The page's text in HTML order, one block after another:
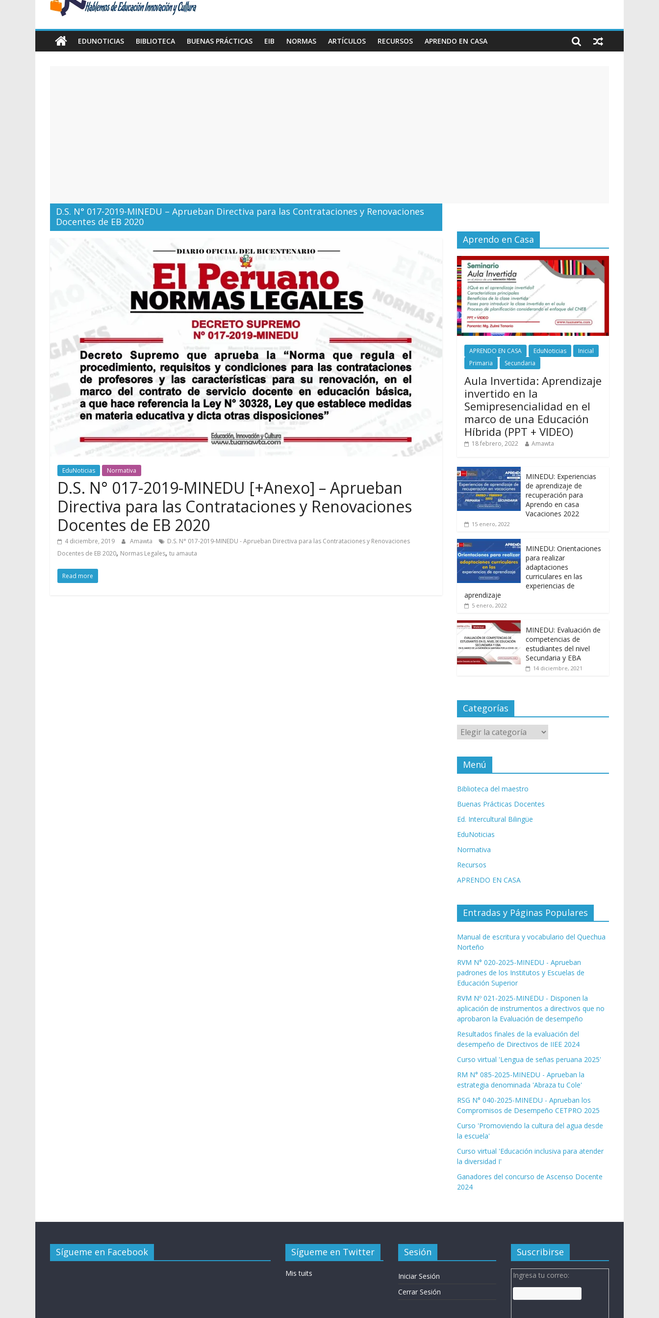
Educación,
EDUNOTICIAS BIBLIOTECA BUENAS PRÁCTICAS EIB NORMAS ARTÍCULOS RECURSOS APRENDO EN CASA
D.S. N° 017-2019-MINEDU – Aprueban Directiva para las Contrataciones y Renovaciones
Docentes de EB 2020
EduNoticias Normativa
D.S. N° 017-2019-MINEDU [+Anexo] – Aprueban
Directiva para las Contrataciones y Renovaciones
Docentes de EB 2020
4 diciembre, 2019 Amawta
D.S. N° 017-2019-MINEDU - Aprueban Directiva para las Contrataciones y Renovaciones
Docentes de EB 2020, Normas Legales, tu amauta
Read more
Aprendo en Casa
APRENDO EN CASA EduNoticias
Inicial
Primaria
Secundaria
Aula Invertida: Aprendizaje
invertido en la
Semipresencialidad en el
marco de una Educación
Híbrida (PPT + VIDEO)
18 febrero, 2022 Amawta
MINEDU: Experiencias
de aprendizaje de
recuperación para
Aprendo en casa
Vacaciones 2022
15 enero, 2022
MINEDU: Orientaciones
para realizar
adaptaciones
curriculares en las
experiencias de
aprendizaje
5 enero, 2022
MINEDU: Evaluación de
competencias de
estudiantes del nivel
Secundaria y EBA
14 diciembre, 2021
Categorías
Categorías
Menú
Biblioteca del maestro
Buenas Prácticas Docentes
Ed. Intercultural Bilingüe
EduNoticias
Normativa
Recursos
APRENDO EN CASA
Entradas y Páginas Populares
Manual de escritura y vocabulario del Quechua
Norteño
RVM N° 020-2025-MINEDU - Aprueban
padrones de los Institutos y Escuelas de
Educación Superior
RVM Nº 021-2025-MINEDU - Disponen la
aplicación de instrumentos a directivos que no
aprobaron la Evaluación de desempeño
Resultados finales de la evaluación del
desempeño de Directivos de IIEE 2024
Curso virtual 'Lengua de señas peruana 2025'
RM N° 085-2025-MINEDU - Aprueban la
estrategia denominada 'Abraza tu Cole'
RSG N° 040-2025-MINEDU - Aprueban los
Compromisos de Desempeño CETPRO 2025
Curso 'Promoviendo la cultura del agua desde
la escuela'
Curso virtual 'Educación inclusiva para atender
la diversidad I'
Ganadores del concurso de Ascenso Docente
2024
Sígueme en Facebook Sígueme en Twitter
Mis tuits
Sesión
Iniciar Sesión
Cerrar Sesión
Suscribirse
Ingresa tu correo: